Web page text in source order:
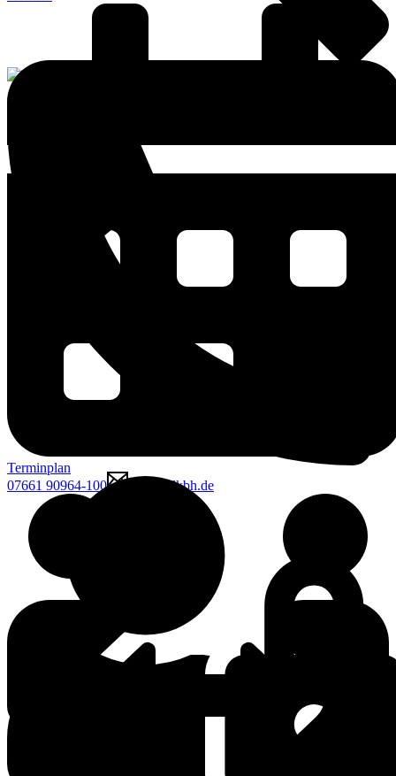
Terminplan
07661 90964-100 mcgk@lkbh.de